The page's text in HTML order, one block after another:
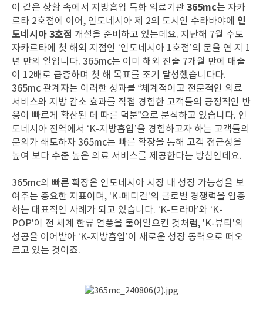
이 같은 상황 속에서 지방흡입 특화 의료기관 365mc는 자카
르타 2호점에 이어, 인도네시아 제 2의 도시인 수라바야에 인
도네시아 3호점 개설을 준비하고 있는데요. 지난해 7월 수도
자카르타에 첫 해외 지점인 ‘인도네시아 1호점’의 문을 연 지 1
년 만의 일입니다. 365mc는 이미 해외 진출 7개월 만에 매출
이 12배로 급증하며 첫 해 목표를 조기 달성했습니다다.
365mc 관계자는 이러한 성과를 “체계적이고 전문적인 의료
서비스와 지방 감소 효과를 직접 경험한 고객들의 긍정적인 반
응이 빠르게 확산된 데 따른 덕분”으로 분석하고 있습니다. 인
도네시아 전역에서 ‘K-지방흡입’을 경험하고자 하는 고객들의
문의가 쇄도하자 365mc는 빠른 확장을 통해 고객 접근성을
높여 보다 수준 높은 의료 서비스를 제공한다는 방침인데요.
365mc의 빠른 확장은 인도네시아 시장 내 성장 가능성을 보
여주는 중요한 지표이며, 'K-메디컬'의 글로벌 경쟁력을 입증
하는 대표적인 사례가 되고 있습니다. ‘K-드라마’와 ‘K-
POP’이 전 세계 한류 열풍을 불어일으킨 것처럼, 'K-뷰티'의
성공을 이어받아 ‘K-지방흡입’이 새로운 성장 동력으로 떠오
르고 있는 것이죠.